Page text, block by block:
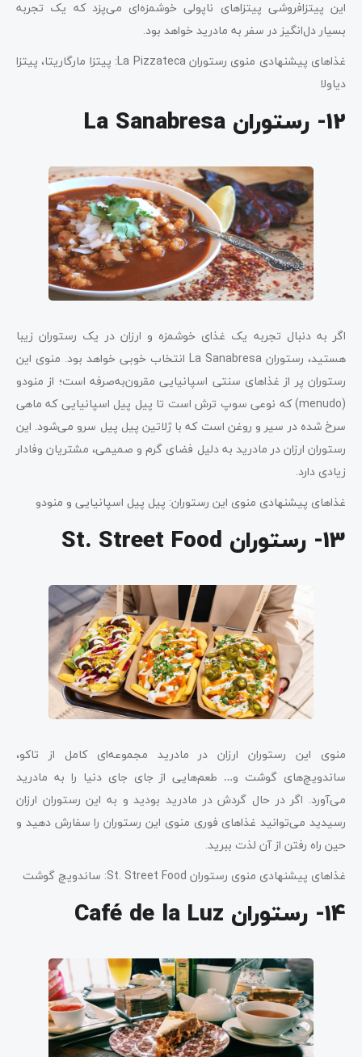
این پیتزافروشی پیتزاهای ناپولی خوشمزه‌ای می‌پزد که یک تجربه
بسیار دل‌انگیز در سفر به مادرید خواهد بود.
غذاهای پیشنهادی منوی رستوران La Pizzateca: پیتزا مارگاریتا، پیتزا
دیاولا
12- رستوران La Sanabresa
اگر به‌ دنبال تجربه یک غذای خوشمزه و ارزان در یک رستوران زیبا
هستید، رستوران La Sanabresa انتخاب خوبی خواهد بود. منوی این
رستوران پر از غذاهای سنتی اسپانیایی مقرون‌به‌صرفه است؛ از منودو
(menudo) که نوعی سوپ ترش است تا پیل پیل اسپانیایی که ماهی
سرخ شده در سیر و روغن است که با ژلاتین پیل پیل سرو می‌شود. این
رستوران ارزان در مادرید به‌ دلیل فضای گرم و صمیمی، مشتریان وفادار
زیادی دارد.
غذاهای پیشنهادی منوی این رستوران: پیل پیل اسپانیایی و منودو
13- رستوران St. Street Food
منوی این رستوران ارزان در مادرید مجموعه‌ای کامل از تاکو،
ساندویچ‌های گوشت و… طعم‌هایی از جای جای دنیا را به مادرید
می‌آورد. اگر در حال گردش در مادرید بودید و به این رستوران ارزان
رسیدید می‌توانید غذاهای فوری منوی این رستوران را سفارش دهید و
حین راه رفتن از آن لذت ببرید.
غذاهای پیشنهادی منوی رستوران St. Street Food: ساندویچ گوشت
14- رستوران Café de la Luz